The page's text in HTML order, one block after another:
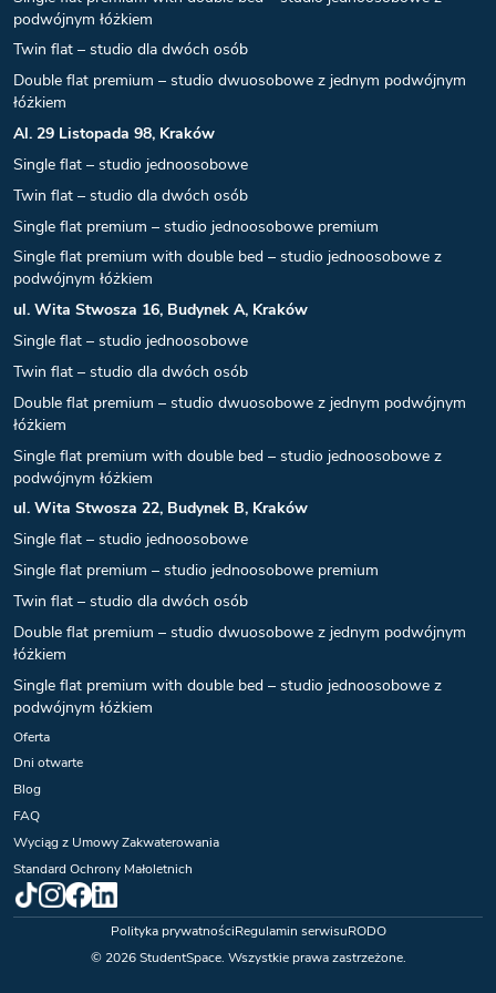
podwójnym łóżkiem
Twin flat – studio dla dwóch osób
Double flat premium – studio dwuosobowe z jednym podwójnym
łóżkiem
Al. 29 Listopada 98, Kraków
Single flat – studio jednoosobowe
Twin flat – studio dla dwóch osób
Single flat premium – studio jednoosobowe premium
Single flat premium with double bed – studio jednoosobowe z
podwójnym łóżkiem
ul. Wita Stwosza 16, Budynek A, Kraków
Single flat – studio jednoosobowe
Twin flat – studio dla dwóch osób
Double flat premium – studio dwuosobowe z jednym podwójnym
łóżkiem
Single flat premium with double bed – studio jednoosobowe z
podwójnym łóżkiem
ul. Wita Stwosza 22, Budynek B, Kraków
Single flat – studio jednoosobowe
Single flat premium – studio jednoosobowe premium
Twin flat – studio dla dwóch osób
Double flat premium – studio dwuosobowe z jednym podwójnym
łóżkiem
Single flat premium with double bed – studio jednoosobowe z
podwójnym łóżkiem
Oferta
Dni otwarte
Blog
FAQ
Wyciąg z Umowy Zakwaterowania
Standard Ochrony Małoletnich
Polityka prywatnościRegulamin serwisuRODO
© 2026StudentSpace. Wszystkie prawa zastrzeżone.